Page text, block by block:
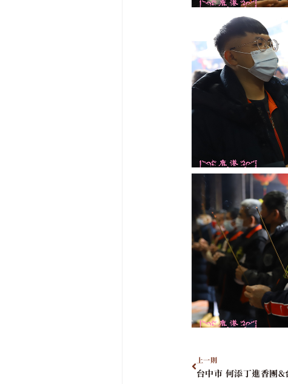
上一則
台中市 何添丁進香團